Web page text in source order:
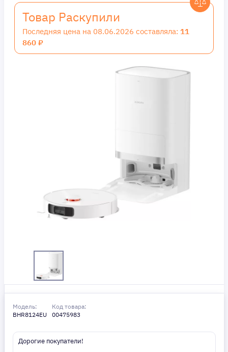
Товар Раскупили
Последняя цена на 08.06.2026 составляла: 11
860 ₽
Модель:
BHR8124EU
Код товара:
00475983
Дорогие покупатели!